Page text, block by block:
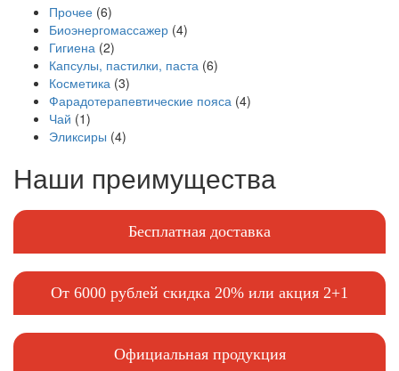
Прочее (6)
Биоэнергомассажер (4)
Гигиена (2)
Капсулы, пастилки, паста (6)
Косметика (3)
Фарадотерапевтические пояса (4)
Чай (1)
Эликсиры (4)
Наши преимущества
Бесплатная доставка
От 6000 рублей скидка 20% или акция 2+1
Официальная продукция